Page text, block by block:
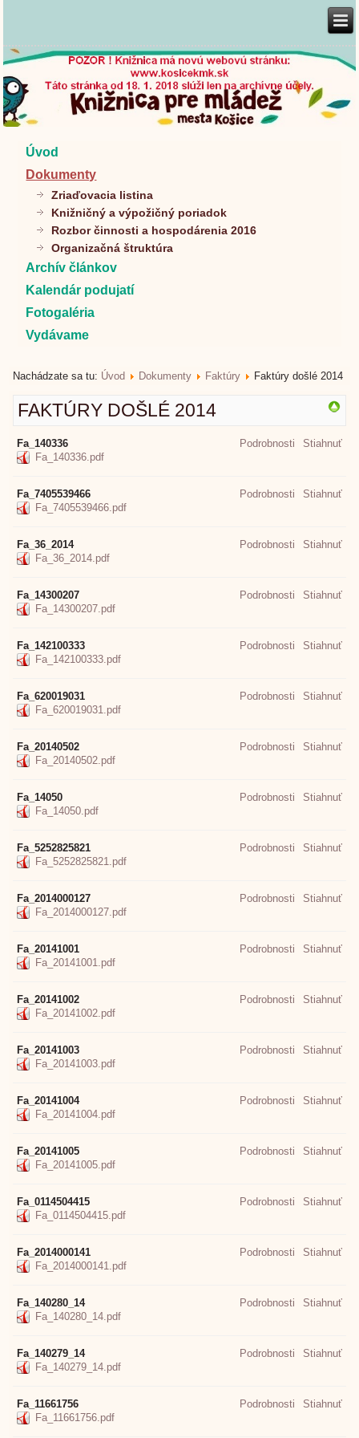
Úvod
Dokumenty
Zriaďovacia listina
Knižničný a výpožičný poriadok
Rozbor činnosti a hospodárenia 2016
Organizačná štruktúra
Archív článkov
Kalendár podujatí
Fotogaléria
Vydávame
Nachádzate sa tu: Úvod Dokumenty Faktúry Faktúry došlé 2014
FAKTÚRY DOŠLÉ 2014
Fa_140336
Fa_140336.pdf
Stiahnuť
Podrobnosti
Fa_7405539466
Fa_7405539466.pdf
Stiahnuť
Podrobnosti
Fa_36_2014
Fa_36_2014.pdf
Stiahnuť
Podrobnosti
Fa_14300207
Fa_14300207.pdf
Stiahnuť
Podrobnosti
Fa_142100333
Fa_142100333.pdf
Stiahnuť
Podrobnosti
Fa_620019031
Fa_620019031.pdf
Stiahnuť
Podrobnosti
Fa_20140502
Fa_20140502.pdf
Stiahnuť
Podrobnosti
Fa_14050
Fa_14050.pdf
Stiahnuť
Podrobnosti
Fa_5252825821
Fa_5252825821.pdf
Stiahnuť
Podrobnosti
Fa_2014000127
Fa_2014000127.pdf
Stiahnuť
Podrobnosti
Fa_20141001
Fa_20141001.pdf
Stiahnuť
Podrobnosti
Fa_20141002
Fa_20141002.pdf
Stiahnuť
Podrobnosti
Fa_20141003
Fa_20141003.pdf
Stiahnuť
Podrobnosti
Fa_20141004
Fa_20141004.pdf
Stiahnuť
Podrobnosti
Fa_20141005
Fa_20141005.pdf
Stiahnuť
Podrobnosti
Fa_0114504415
Fa_0114504415.pdf
Stiahnuť
Podrobnosti
Fa_2014000141
Fa_2014000141.pdf
Stiahnuť
Podrobnosti
Fa_140280_14
Fa_140280_14.pdf
Stiahnuť
Podrobnosti
Fa_140279_14
Fa_140279_14.pdf
Stiahnuť
Podrobnosti
Fa_11661756
Fa_11661756.pdf
Stiahnuť
Podrobnosti